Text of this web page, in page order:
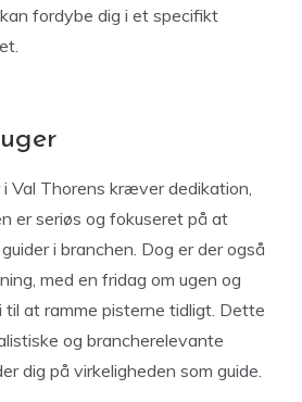
fordybe dig i et specifikt
Val Thorens kræver dedikation,
er seriøs og fokuseret på at
i branchen. Dog er der også
med en fridag om ugen og
til at ramme pisterne tidligt. Dette
og brancherelevante
dig på virkeligheden som guide.